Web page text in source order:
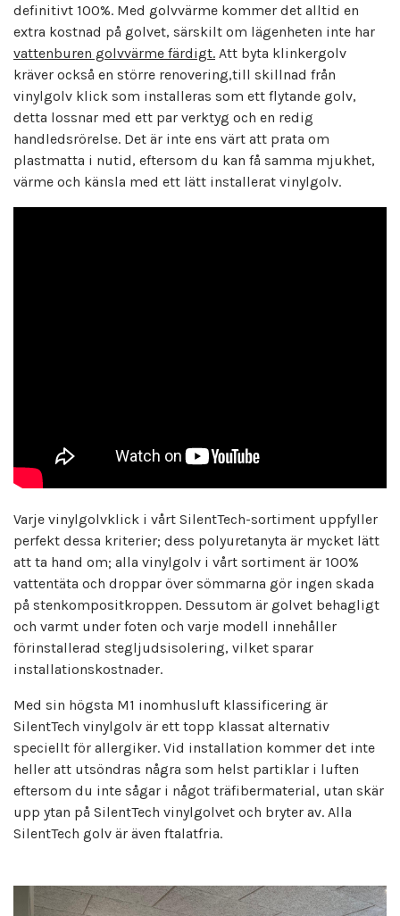
definitivt 100%. Med golvvärme kommer det alltid en
extra kostnad på golvet, särskilt om lägenheten inte har
vattenburen golvvärme färdigt. Att byta klinkergolv
kräver också en större renovering,till skillnad från
vinylgolv klick som installeras som ett flytande golv,
detta lossnar med ett par verktyg och en redig
handledsrörelse. Det är inte ens värt att prata om
plastmatta i nutid, eftersom du kan få samma mjukhet,
värme och känsla med ett lätt installerat vinylgolv.
Varje vinylgolvklick i vårt SilentTech-sortiment uppfyller
perfekt dessa kriterier; dess polyuretanyta är mycket lätt
att ta hand om; alla vinylgolv i vårt sortiment är 100%
vattentäta och droppar över sömmarna gör ingen skada
på stenkompositkroppen. Dessutom är golvet behagligt
och varmt under foten och varje modell innehåller
förinstallerad stegljudsisolering, vilket sparar
installationskostnader.
Med sin högsta M1 inomhusluft klassificering är
SilentTech vinylgolv är ett topp klassat alternativ
speciellt för allergiker. Vid installation kommer det inte
heller att utsöndras några som helst partiklar i luften
eftersom du inte sågar i något träfibermaterial, utan skär
upp ytan på SilentTech vinylgolvet och bryter av. Alla
SilentTech golv är även ftalatfria.